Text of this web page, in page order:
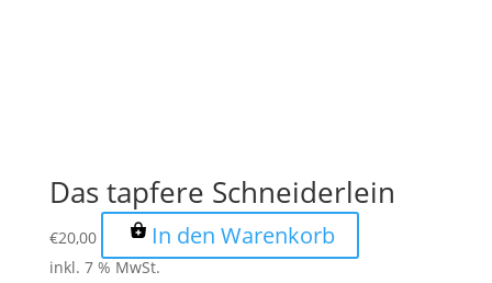
Das tapfere Schneiderlein
€20,00 In den Warenkorb
inkl. 7 % MwSt.